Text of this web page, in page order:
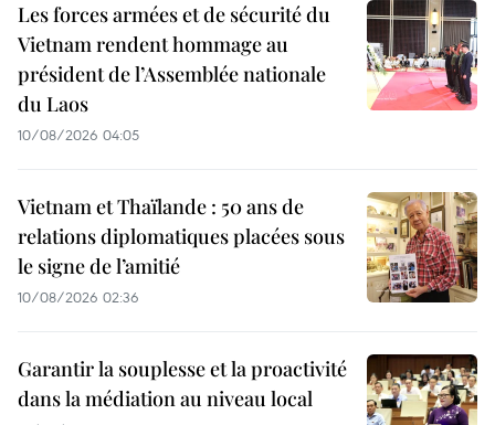
Les forces armées et de sécurité du
Vietnam rendent hommage au
président de l’Assemblée nationale
du Laos
10/08/2026 04:05
Vietnam et Thaïlande : 50 ans de
relations diplomatiques placées sous
le signe de l’amitié
10/08/2026 02:36
Garantir la souplesse et la proactivité
dans la médiation au niveau local